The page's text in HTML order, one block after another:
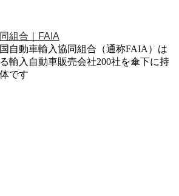
自動車輸入協同組合（通称FAIA）は
輸入自動車販売会社200社を傘下に持
です